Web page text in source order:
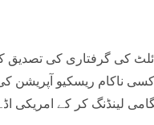
کی گرفتاری کی تصدیق
لینڈنگ کر کے امریکی